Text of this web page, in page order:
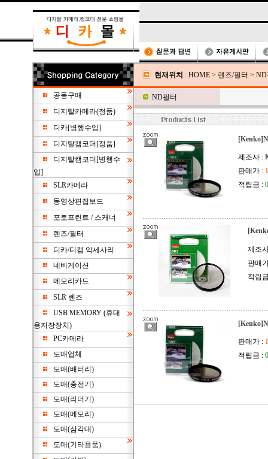
공동구매
디지탈카메라(정품)
디카[병행수입]
디지탈캠코더[정품]
디지탈캠코더[병행수
입]
SLR카메라
동영상편집보드
포토프린트 / 스캐너
렌즈/필터
디카/디캠 악세사리
네비게이션
메모리카드
SLR 렌즈
USB MEMORY (휴대
용저장장치)
PC카메라
도매업체
도매(배터리)
도매(충전기)
도매(리더기)
도매(메모리)
도매(삼각대)
도매(기타용품)
현재위치 : HOME > 렌즈/필터 > ND
ND필터
제조사 :
판매가 :
적립금 :
제조
판매
적립
판매가 :
적립금 :